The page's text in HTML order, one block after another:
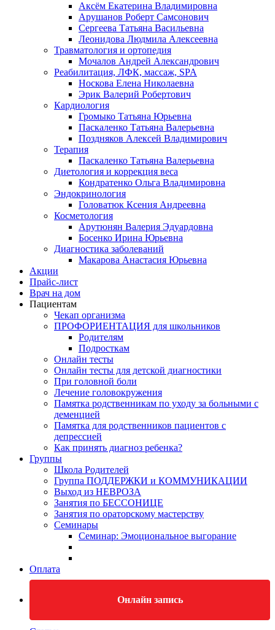
Аксём Екатерина Владимировна
Арушанов Роберт Самсонович
Сергеева Татьяна Васильевна
Леонидова Людмила Алексеевна
Травматология и ортопедия
Мочалов Андрей Александрович
Реабилитация, ЛФК, массаж, SPA
Носкова Елена Николаевна
Эрик Валерий Робертович
Кардиология
Громыко Татьяна Юрьевна
Паскаленко Татьяна Валерьевна
Поздняков Алексей Владимирович
Терапия
Паскаленко Татьяна Валерьевна
Диетология и коррекция веса
Кондратенко Ольга Владимировна
Эндокринология
Головатюк Ксения Андреевна
Косметология
Арутюнян Валерия Эдуардовна
Босенко Ирина Юрьевна
Диагностика заболеваний
Макарова Анастасия Юрьевна
Акции
Прайс-лист
Врач на дом
Пациентам
Чекап организма
ПРОФОРИЕНТАЦИЯ для школьников
Родителям
Подросткам
Онлайн тесты
Онлайн тесты для детской диагностики
При головной боли
Лечение головокружения
Памятка родственникам по уходу за больными с
деменцией
Памятка для родственников пациентов с
депрессией
Как принять диагноз ребенка?
Группы
Школа Родителей
Группа ПОДДЕРЖКИ и КОММУНИКАЦИИ
Выход из НЕВРОЗА
Занятия по БЕССОНИЦЕ
Занятия по ораторскому мастерству
Семинары
Семинар: Эмоциональное выгорание
Оплата
Онлайн запись